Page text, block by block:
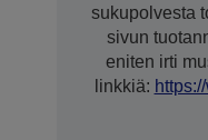
sukupolvesta
sivun
eniten irti
linkkiä: